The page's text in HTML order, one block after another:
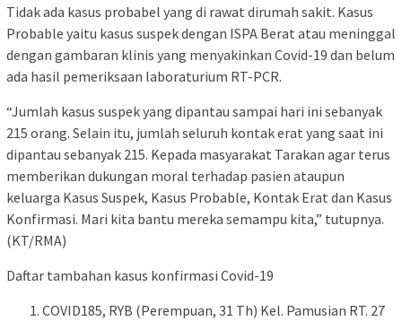
Tidak ada kasus probabel yang di rawat dirumah sakit. Kasus
Probable yaitu kasus suspek dengan ISPA Berat atau meninggal
dengan gambaran klinis yang menyakinkan Covid-19 dan belum
ada hasil pemeriksaan laboraturium RT-PCR.
“Jumlah kasus suspek yang dipantau sampai hari ini sebanyak
215 orang. Selain itu, jumlah seluruh kontak erat yang saat ini
dipantau sebanyak 215. Kepada masyarakat Tarakan agar terus
memberikan dukungan moral terhadap pasien ataupun
keluarga Kasus Suspek, Kasus Probable, Kontak Erat dan Kasus
Konfirmasi. Mari kita bantu mereka semampu kita,” tutupnya.
(KT/RMA)
Daftar tambahan kasus konfirmasi Covid-19
COVID185, RYB (Perempuan, 31 Th) Kel. Pamusian RT. 27